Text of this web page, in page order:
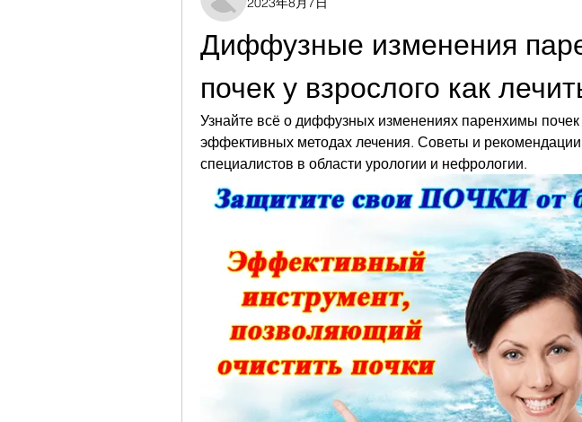
Диффузные изменения
почек у взрослого как
Узнайте всё о диффузных изменениях паренхимы почек
эффективных методах лечения. Советы и
специалистов в области урологии и нефрологии.